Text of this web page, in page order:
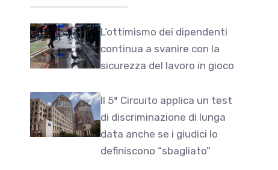
L’ottimismo dei dipendenti
continua a svanire con la
sicurezza del lavoro in gioco
Il 5° Circuito applica un test
di discriminazione di lunga
data anche se i giudici lo
definiscono “sbagliato”